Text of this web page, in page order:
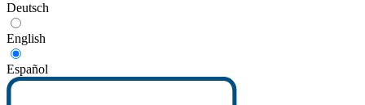
Deutsch
English
Español